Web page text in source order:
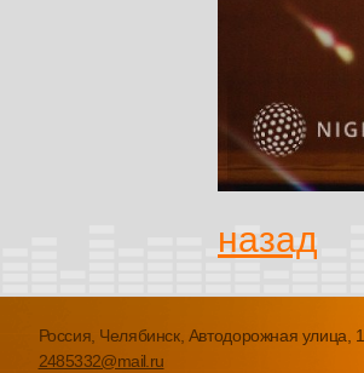
назад
Россия, Челябинск, Автодорожная улица,
2485332@mail.ru